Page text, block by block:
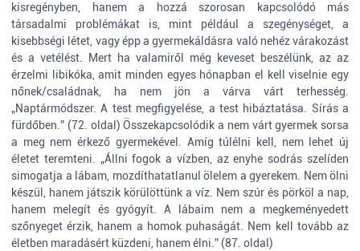
kisregényben, hanem a hozzá szorosan kapcsolódó más
társadalmi problémákat is, mint például a szegénységet, a
kisebbségi létet, vagy épp a gyermekáldásra való nehéz várakozást
és a vetélést. Mert ha valamiről még keveset beszélünk, az az
érzelmi libikóka, amit minden egyes hónapban el kell viselnie egy
nőnek/családnak, ha nem jön a várva várt terhesség.
„Naptármódszer. A test megfigyelése, a test hibáztatása. Sírás a
fürdőben.” (72. oldal) Összekapcsolódik a nem várt gyermek sorsa
a meg nem érkező gyermekével. Amíg túlélni kell, nem lehet új
életet teremteni. „Állni fogok a vízben, az enyhe sodrás szelíden
simogatja a lábam, mozdíthatatlanul ölelem a gyerekem. Nem ölni
készül, hanem játszik körülöttünk a víz. Nem szúr és pörköl a nap,
hanem melegít és gyógyít. A lábaim nem a megkeményedett
szőnyeget érzik, hanem a homok puhaságát. Nem kell tovább az
életben maradásért küzdeni, hanem élni.” (87. oldal)